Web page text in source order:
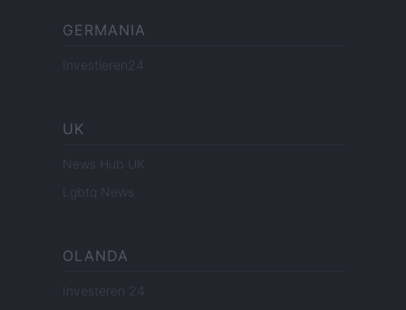
GERMANIA
Investieren24
UK
News Hub UK
Lgbtq News
OLANDA
Investeren 24